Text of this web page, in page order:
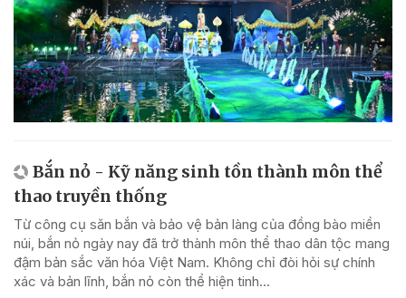
Bắn nỏ - Kỹ năng sinh tồn thành môn thể
thao truyền thống
Từ công cụ săn bắn và bảo vệ bản làng của đồng bào miền
núi, bắn nỏ ngày nay đã trở thành môn thể thao dân tộc mang
đậm bản sắc văn hóa Việt Nam. Không chỉ đòi hỏi sự chính
xác và bản lĩnh, bắn nỏ còn thể hiện tinh...